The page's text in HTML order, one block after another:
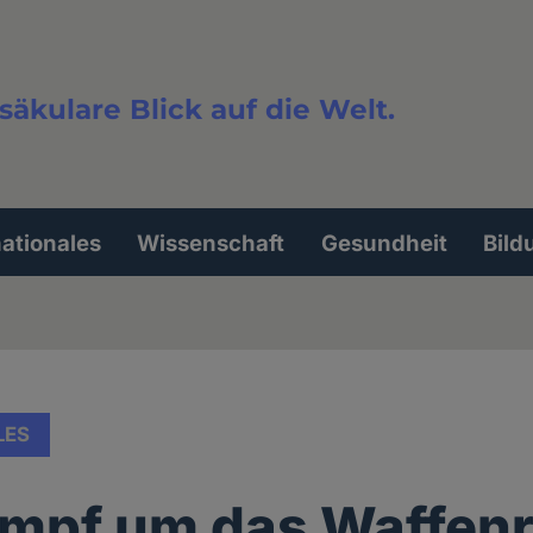
Blick auf die Welt.
Wissenschaft Gesundheit